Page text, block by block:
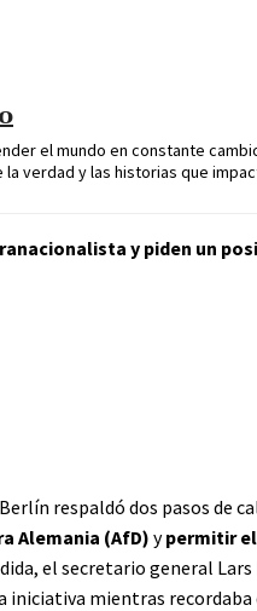
el mundo en constante
verdad y las historias que
y piden un
respaldó dos pasos de
Alemania (AfD) ypermitir
el secretario general
iniciativa mientras recordaba